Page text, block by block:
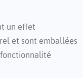
un effet
et sont emballées